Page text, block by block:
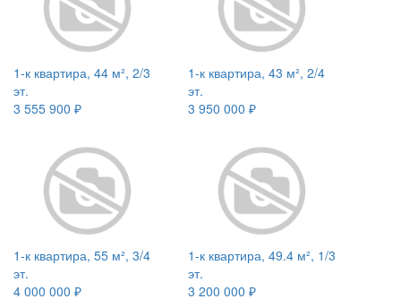
1-к квартира, 44 м², 2/3
эт.
3 555 900 ₽
1-к квартира, 43 м², 2/4
эт.
3 950 000 ₽
1-к квартира, 55 м², 3/4
эт.
4 000 000 ₽
1-к квартира, 49.4 м², 1/3
эт.
3 200 000 ₽